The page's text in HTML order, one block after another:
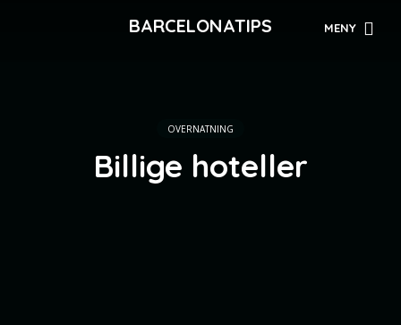
BARCELONATIPS MENY
OVERNATNING
Billige hoteller